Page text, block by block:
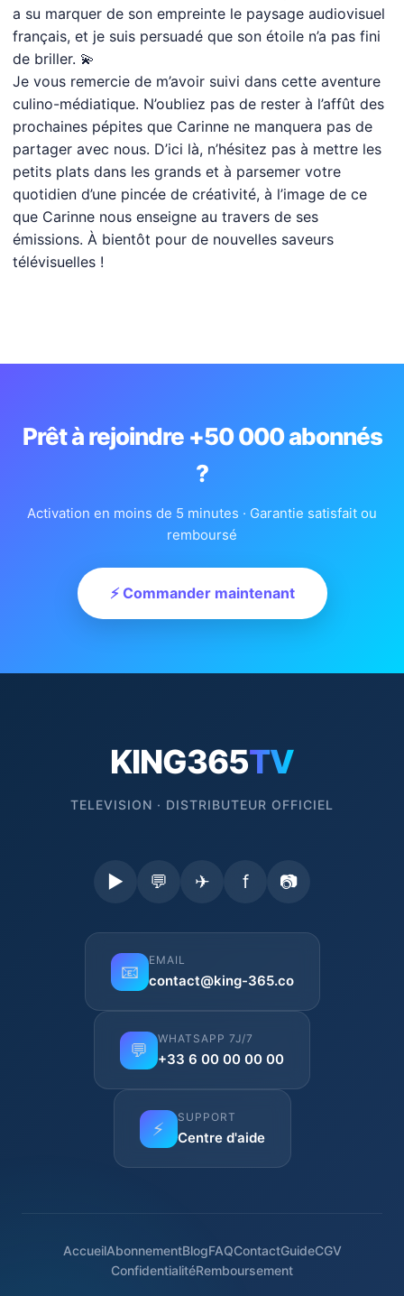
a su marquer de son empreinte le paysage audiovisuel
français, et je suis persuadé que son étoile n’a pas fini
de briller. 💫
Je vous remercie de m’avoir suivi dans cette aventure
culino-médiatique. N’oubliez pas de rester à l’affût des
prochaines pépites que Carinne ne manquera pas de
partager avec nous. D’ici là, n’hésitez pas à mettre les
petits plats dans les grands et à parsemer votre
quotidien d’une pincée de créativité, à l’image de ce
que Carinne nous enseigne au travers de ses
émissions. À bientôt pour de nouvelles saveurs
télévisuelles !
Prêt à rejoindre +50 000 abonnés
?
Activation en moins de 5 minutes · Garantie satisfait ou
remboursé
⚡ Commander maintenant
KING365TV
TELEVISION · DISTRIBUTEUR OFFICIEL
▶ 💬 ✈ f 📷
📧
EMAIL
contact@king-365.co
💬
WHATSAPP 7J/7
+33 6 00 00 00 00
⚡
SUPPORT
Centre d'aide
AccueilAbonnementBlogFAQContactGuideCGV
ConfidentialitéRemboursement